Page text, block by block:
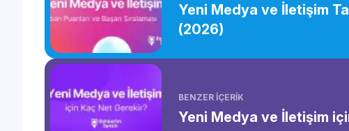
Yeni Medya ve İletişim
(2026)
BENZER İÇERİK
Yeni Medya ve İletişim